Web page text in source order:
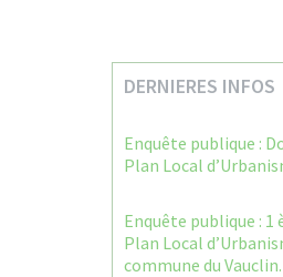
DERNIERES INFOS
Enquête publique :
Plan Local
Enquête publique :
Plan Local
commune du Vauclin.